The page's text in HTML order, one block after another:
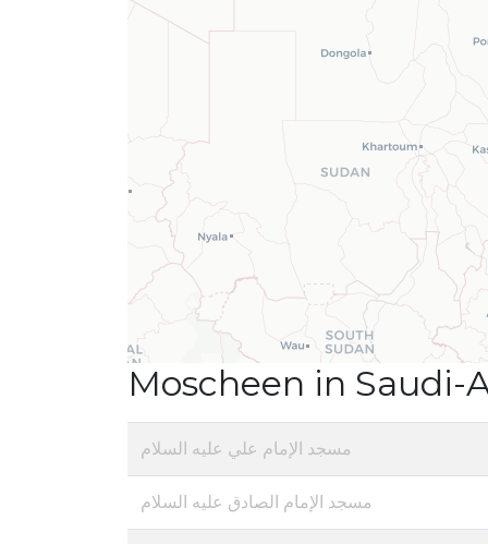
Moscheen in Saudi-
مسجد الإمام علي عليه السلام
مسجد الإمام الصادق عليه السلام